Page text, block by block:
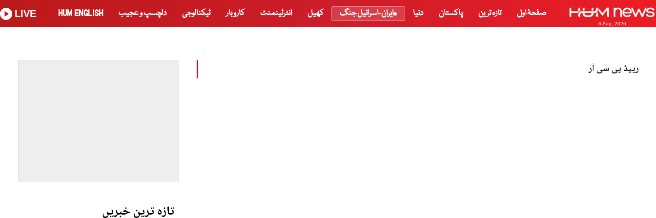
6 Aug, 2026
صفحۂ اول تازہ ترین پاکستان دنیا ایران-اسرائیل جنگ کھیل انٹرٹینمنٹ کاروبار ٹیکنالوجی دلچسپ و عجیب HUM ENGLISH
LIVE
ریپڈ پی سی آر
تازہ ترین خبریں